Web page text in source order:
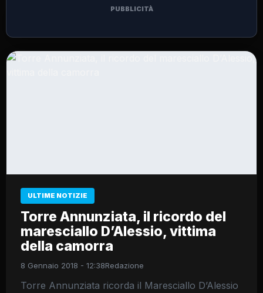
PUBBLICITÀ
ULTIME NOTIZIE
Torre Annunziata, il ricordo del
maresciallo D’Alessio, vittima
della camorra
8 Gennaio 2018 - 12:38Redazione
Torre Annunziata ricorda il Maresciallo D’Alessio